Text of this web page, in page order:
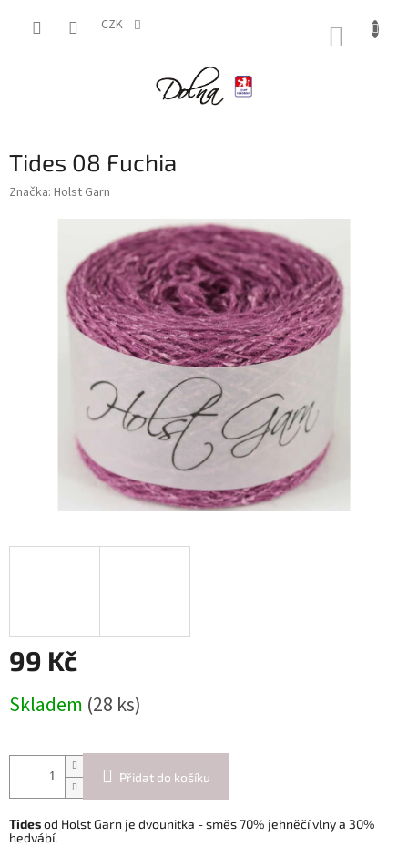
CZK
Tides 08 Fuchia
Značka: Holst Garn
99 Kč
cena:
Skladem (28 ks)
Přidat do košíku
Tidesod Holst Garn je dvounitka - směs 70% jehněčí vlny a 30%
hedvábí.